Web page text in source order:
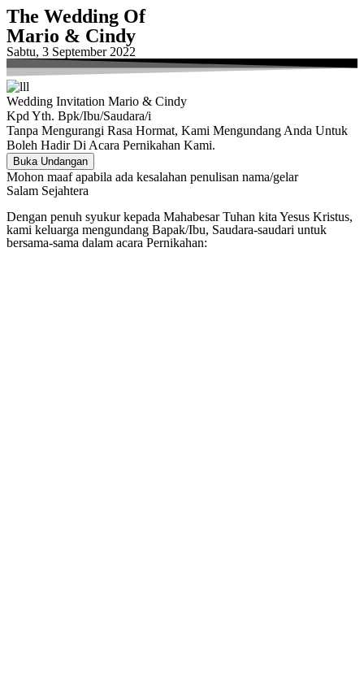
The Wedding Of
Mario & Cindy
Sabtu, 3 September 2022
Wedding Invitation Mario & Cindy
Kpd Yth. Bpk/Ibu/Saudara/i
Tanpa Mengurangi Rasa Hormat, Kami Mengundang Anda Untuk
Boleh Hadir Di Acara Pernikahan Kami.
Buka Undangan
Mohon maaf apabila ada kesalahan penulisan nama/gelar
Salam Sejahtera
Dengan penuh syukur kepada Mahabesar Tuhan kita Yesus Kristus,
kami keluarga mengundang Bapak/Ibu, Saudara-saudari untuk
bersama-sama dalam acara Pernikahan: